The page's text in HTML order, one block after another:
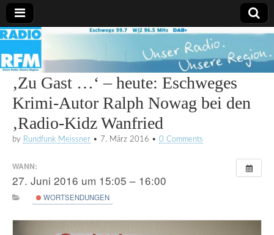
Radio
RFM
‚Zu Gast …‘ – heute: Eschweges
Krimi-Autor Ralph Nowag bei den
‚Radio-Kidz Wanfried
by Rundfunk Meissner • 7. März 2016 • 0 Comments
WANN:
27. Juni 2016 um 15:05 – 16:00
WORTSENDUNGEN